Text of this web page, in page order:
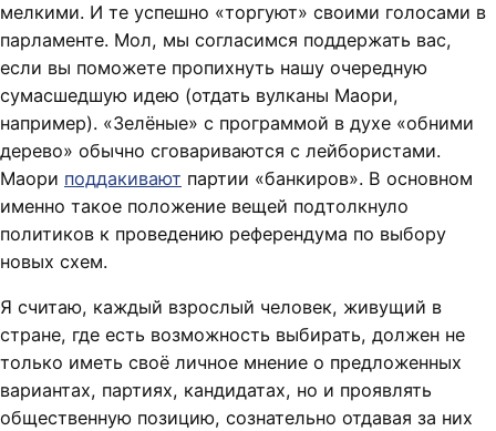
мелкими. И те успешно «торгуют» своими голосами в
парламенте. Мол, мы согласимся поддержать вас,
если вы поможете пропихнуть нашу очередную
сумасшедшую идею (отдать вулканы Маори,
например). «Зелёные» с программой в духе «обними
дерево» обычно сговариваются с лейбористами.
Маори поддакивают партии «банкиров». В основном
именно такое положение вещей подтолкнуло
политиков к проведению референдума по выбору
новых схем.
Я считаю, каждый взрослый человек, живущий в
стране, где есть возможность выбирать, должен не
только иметь своё личное мнение о предложенных
вариантах, партиях, кандидатах, но и проявлять
общественную позицию, сознательно отдавая за них